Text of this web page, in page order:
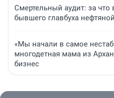
Смертельный аудит: за что
бывшего главбуха
«Мы начали в самое
многодетная мама из
бизнес